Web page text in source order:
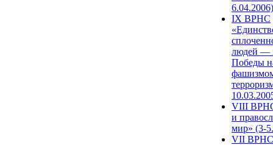
6.04.2006)
IX ВРНС
людей —
Победы
VIII
и
мир» (3-
VII ВРНС